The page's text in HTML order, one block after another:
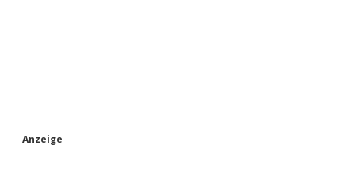
S
Anzeige